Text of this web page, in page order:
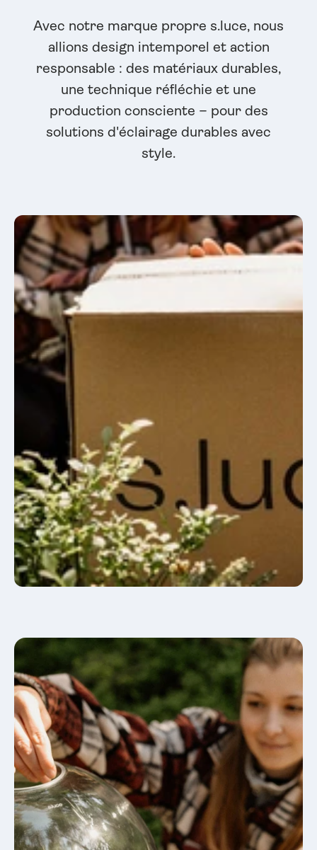
Avec notre marque propre s.luce, nous
allions design intemporel et action
responsable : des matériaux durables,
une technique réfléchie et une
production consciente – pour des
solutions d'éclairage durables avec
style.